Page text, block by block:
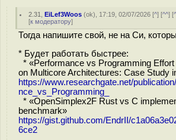
2.31 ,EiLef3Woos (ok), 17:19, 02/07/2026 [^] [^^] [
[к модератору]
Тогда напишите свой, не на Си,
* Будет работать быстрее:
* «Performance vs Programming
on Multicore Architectures: Case Study
https://www.researchgate.net/
nce_vs_Programming_
* «OpenSimplex2F Rust vs C
benchmark»
https://gist.github.com/EndrII/
6ce2